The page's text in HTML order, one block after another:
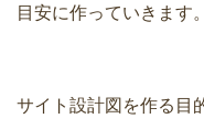
目安に作っていきます。
サイト設計図を作る目